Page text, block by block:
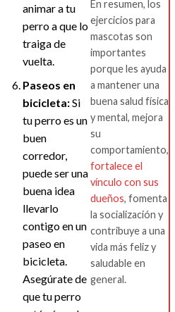
animar a tu
perro a que lo
traiga de
vuelta.
Paseos en
bicicleta:Si
tu perro es un
buen
corredor,
puede ser una
buena idea
llevarlo
contigo en un
paseo en
bicicleta.
Asegúrate de
que tu perro
En resumen, los
ejercicios para
mascotas son
importantes
porque les ayuda
a mantener una
buena salud física
y mental, mejora
su
comportamiento,
fortalece el
vínculo con sus
dueños, fomenta
la socialización y
contribuye a una
vida más feliz y
saludable en
general.